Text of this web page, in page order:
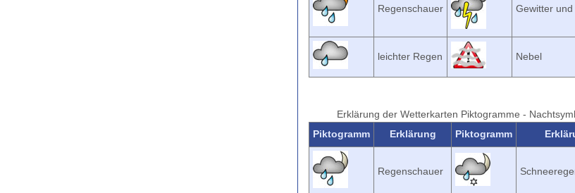
Regenschauer Gewitter und
leichter Regen Nebel
Erklärung der Wetterkarten Piktogramme -
Piktogramm
Erklärung Piktogramm
Regenschauer